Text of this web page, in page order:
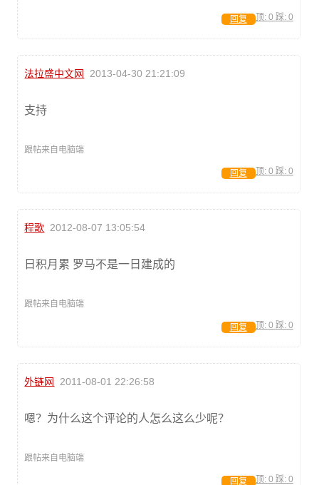
顶: 0 踩: 0
回复
法拉盛中文网 2013-04-30 21:21:09
支持
跟帖来自电脑端
顶: 0 踩: 0
回复
程歌 2012-08-07 13:05:54
日积月累 罗马不是一日建成的
跟帖来自电脑端
顶: 0 踩: 0
回复
外链网 2011-08-01 22:26:58
嗯？为什么这个评论的人怎么这么少呢？
跟帖来自电脑端
顶: 0 踩: 0
回复